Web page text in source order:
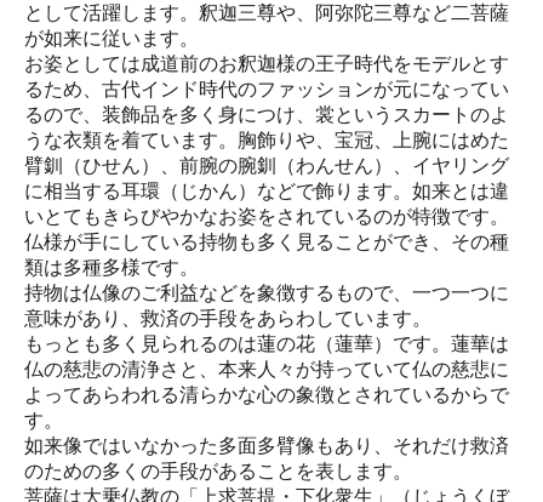
として活躍します。釈迦三尊や、阿弥陀三尊など二菩薩
が如来に従います。
お姿としては成道前のお釈迦様の王子時代をモデルとす
るため、古代インド時代のファッションが元になってい
るので、装飾品を多く身につけ、裳というスカートのよ
うな衣類を着ています。胸飾りや、宝冠、上腕にはめた
臂釧（ひせん）、前腕の腕釧（わんせん）、イヤリング
に相当する耳環（じかん）などで飾ります。如来とは違
いとてもきらびやかなお姿をされているのが特徴です。
仏様が手にしている持物も多く見ることができ、その種
類は多種多様です。
持物は仏像のご利益などを象徴するもので、一つ一つに
意味があり、救済の手段をあらわしています。
もっとも多く見られるのは蓮の花（蓮華）です。蓮華は
仏の慈悲の清浄さと、本来人々が持っていて仏の慈悲に
よってあらわれる清らかな心の象徴とされているからで
す。
如来像ではいなかった多面多臂像もあり、それだけ救済
のための多くの手段があることを表します。
菩薩は大乗仏教の「上求菩提・下化衆生」（じょうくぼ